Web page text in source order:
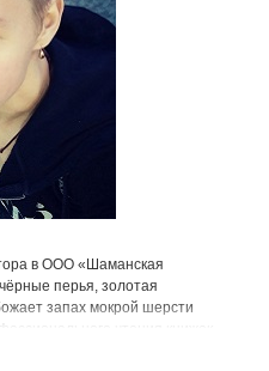
в ООО «Шаманская
перья, золотая
запах мокрой шерсти
чтения книжек,
витке карьеры видит